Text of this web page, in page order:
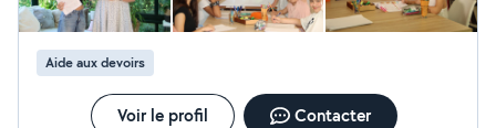
En visio N'hésitez pas à m'écrire pour en savoir plus ou
Aide aux devoirs
Voir le profil Contacter